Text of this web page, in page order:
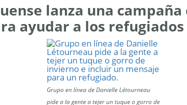
lanza una
ayudar a los
Grupo en línea de Danielle Létourneau
pide a la gente a tejer un tuque o gorro de